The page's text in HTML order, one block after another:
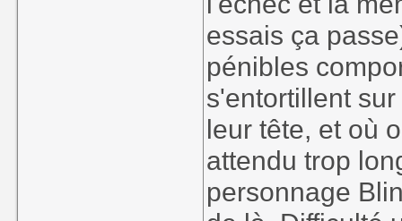
essais ça
pénibles
s'entortillent
leur tête, et où
attendu trop
personnage